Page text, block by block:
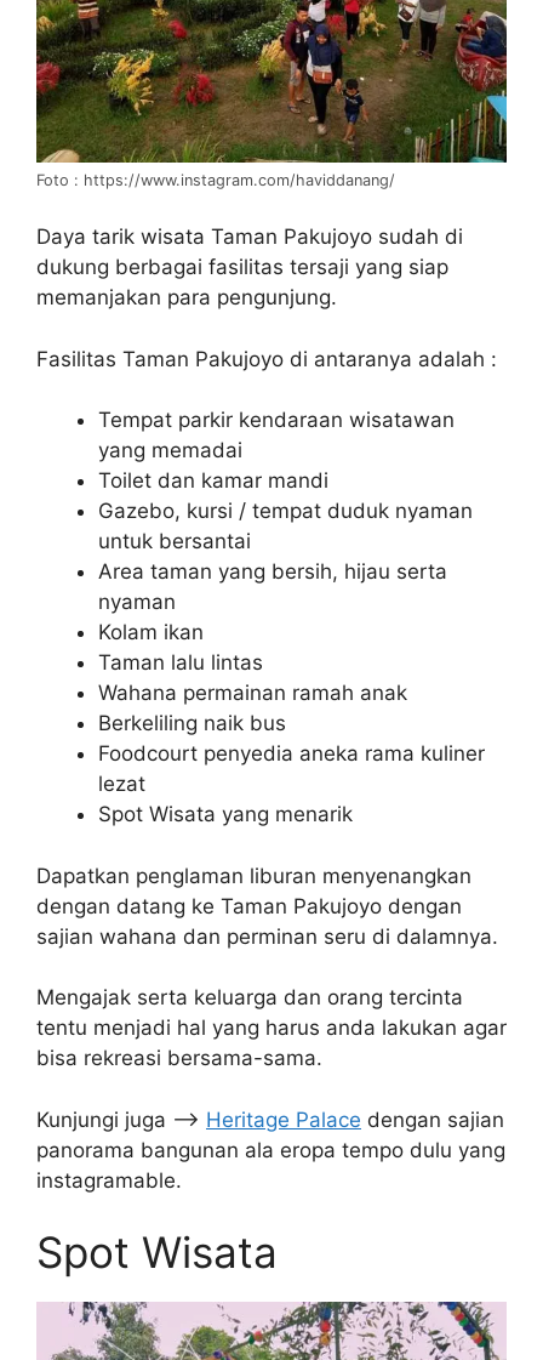
Foto : https://www.instagram.com/haviddanang/
Daya tarik wisata Taman Pakujoyo sudah di
dukung berbagai fasilitas tersaji yang siap
memanjakan para pengunjung.
Fasilitas Taman Pakujoyo di antaranya adalah :
Tempat parkir kendaraan wisatawan
yang memadai
Toilet dan kamar mandi
Gazebo, kursi / tempat duduk nyaman
untuk bersantai
Area taman yang bersih, hijau serta
nyaman
Kolam ikan
Taman lalu lintas
Wahana permainan ramah anak
Berkeliling naik bus
Foodcourt penyedia aneka rama kuliner
lezat
Spot Wisata yang menarik
Dapatkan penglaman liburan menyenangkan
dengan datang ke Taman Pakujoyo dengan
sajian wahana dan perminan seru di dalamnya.
Mengajak serta keluarga dan orang tercinta
tentu menjadi hal yang harus anda lakukan agar
bisa rekreasi bersama-sama.
Kunjungi juga –> Heritage Palace dengan sajian
panorama bangunan ala eropa tempo dulu yang
instagramable.
Spot Wisata